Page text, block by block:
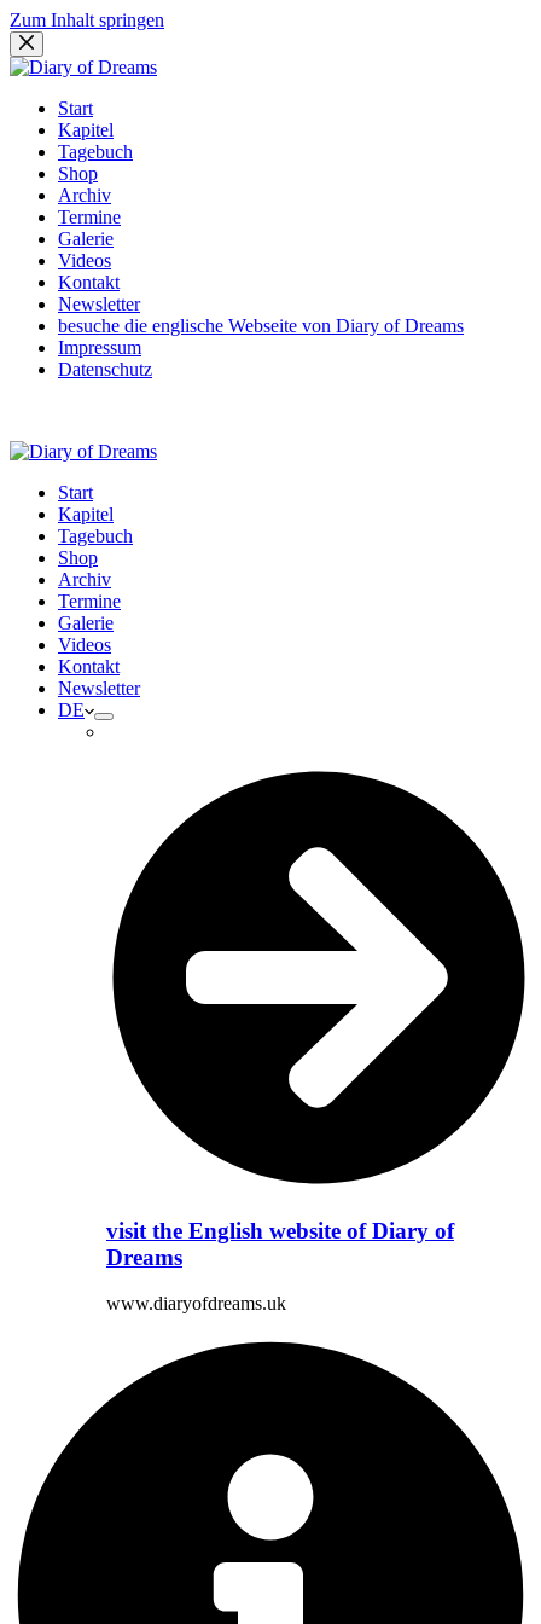
Zum Inhalt springen
Start
Kapitel
Tagebuch
Shop
Archiv
Termine
Galerie
Videos
Kontakt
Newsletter
besuche die englische Webseite von Diary of Dreams
Impressum
Datenschutz
Start
Kapitel
Tagebuch
Shop
Archiv
Termine
Galerie
Videos
Kontakt
Newsletter
DE
visit the English website of Diary of
Dreams
www.diaryofdreams.uk